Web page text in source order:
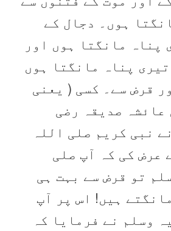
ہوں۔ دجال کے
پناہ مانگتا ہوں اور
پناہ مانگتا ہوں
قرض سے۔ کسی ( یعنی
عائشہ صدیقہ رضی
نبی کریم صلی اللہ
عرض کی کہ آپ صلی
تو قرض سے بہت ہی
ہیں! اس پر آپ
وسلم نے فرمایا کہ